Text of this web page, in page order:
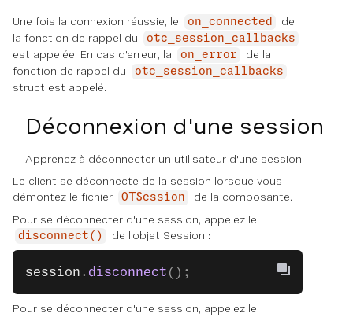
Une fois la connexion réussie, le on_connected
de
la fonction de rappel du
otc_session_callbacks
est appelée. En cas d'erreur, la on_error
de la
fonction de rappel du
otc_session_callbacks
struct est appelé.
Déconnexion d'une session
Apprenez à déconnecter un utilisateur d'une session.
Le client se déconnecte de la session lorsque vous
démontez le fichier
OTSession
de la composante.
Pour se déconnecter d'une session, appelez le
disconnect() de l'objet Session :
session . disconnect ();
Pour se déconnecter d'une session, appelez le